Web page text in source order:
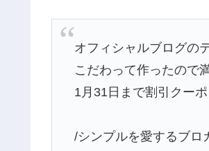
オフィシャルブログの
こだわって作ったので
1月31日まで割引クー
/シンプルを愛するブロ